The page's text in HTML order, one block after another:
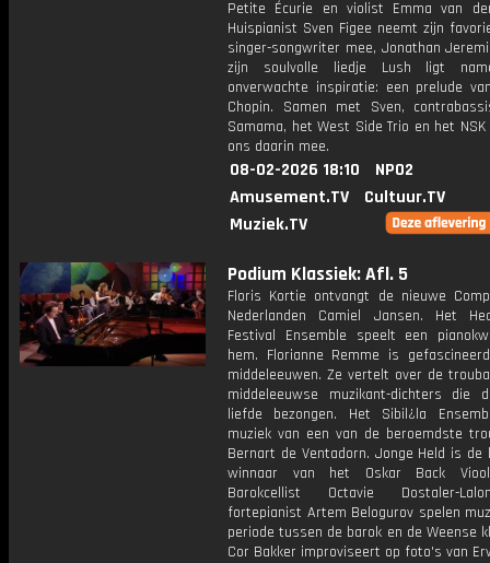
Petite Écurie en violist Emma van
Huispianist Sven Figee neemt zijn
singer-songwriter mee, Jonathan
zijn soulvolle liedje Lush ligt
onverwachte inspiratie: een prelude
Chopin. Samen met Sven,
Samama, het West Side Trio en het
ons daarin mee.
08-02-2026 18:10
NPO2
Amusement.TV
Cultuur.TV
Muziek.TV
Podium Klassiek: Afl. 5
Floris Kortie ontvangt de nieuwe
Nederlanden Camiel Jansen. Het
Festival Ensemble speelt een
hem. Florianne Remme is
middeleeuwen. Ze vertelt over de
middeleeuwse muzikant-dichters die
liefde bezongen. Het Sibil¿la
muziek van een van de beroemdste
Bernart de Ventadorn. Jonge Held is de
winnaar van het Oskar Back
Barokcellist Octavie Dostaler-
fortepianist Artem Belogurov spelen
periode tussen de barok en de Weense
Cor Bakker improviseert op foto's van